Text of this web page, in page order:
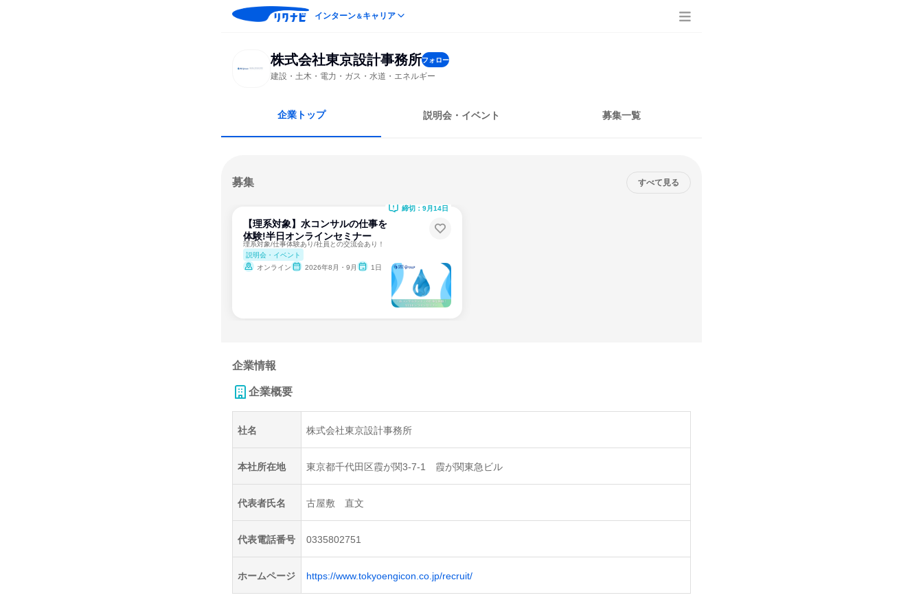
インターン＆キャリア
株式会社東京設計事務所フォロー
建設・土木・電力・ガス・水道・エネルギー
企業トップ 説明会・イベント 募集一覧
募集 すべて見る
【理系対象】水コンサルの仕事を
体験!半日オンラインセミナー
理系対象/仕事体験あり/社員との交流会あり！
説明会・イベント
オンライン
2026年8月・9月 1日
締切：9月14日
企業情報
企業概要
社名 株式会社東京設計事務所
本社所在地 東京都千代田区霞が関3-7-1 霞が関東急ビル
代表者氏名 古屋敷 直文
代表電話番号 0335802751
ホームページ https://www.tokyoengicon.co.jp/recruit/